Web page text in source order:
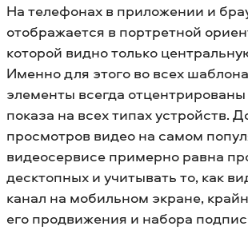
На телефонах в приложении и
отображается в портретной
которой видно только
Именно для этого во всех
элементы всегда
показа на всех типах устройств.
просмотров видео на самом
видеосервисе примерно равна
десктопных и учитывать то, как
канал на мобильном экране,
его продвижения и набора